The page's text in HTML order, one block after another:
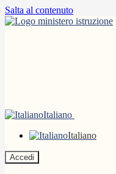
Salta al contenuto
Italiano
Italiano
Accedi